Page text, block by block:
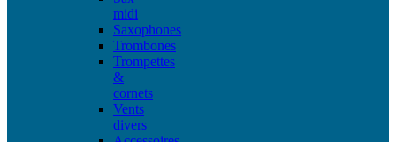
midi
Saxophones
Trombones
Trompettes
&
cornets
Vents
divers